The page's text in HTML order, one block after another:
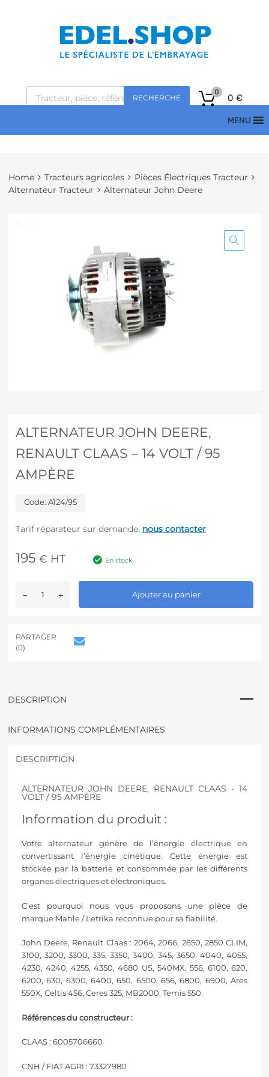
RECHERCHE 0 €
0
MENU
Home Tracteurs agricoles
Pièces Électriques Tracteur
Alternateur Tracteur
Alternateur John Deere
ALTERNATEUR JOHN DEERE,
RENAULT CLAAS – 14 VOLT / 95
AMPÈRE
Code: A124/95
Tarif réparateur sur demande, nous contacter
195 € HT En stock
Ajouter au panier
PARTAGER
(0)
DESCRIPTION
INFORMATIONS COMPLÉMENTAIRES
DESCRIPTION
ALTERNATEUR JOHN DEERE, RENAULT CLAAS - 14
VOLT / 95 AMPÈRE
Information du produit :
Votre alternateur génère de l’énergie électrique en
convertissant l’énergie cinétique. Cette énergie est
stockée par la batterie et consommée par les différents
organes électriques et électroniques.
C’est pourquoi nous vous proposons une pièce de
marque Mahle/Letrika reconnue pour sa fiabilité.
John Deere, Renault Claas : 2064, 2066, 2650, 2850 CLIM,
3100, 3200, 3300, 335, 3350, 3400, 345, 3650, 4040, 4055,
4230, 4240, 4255, 4350, 4680 US, 540MX, 556, 6100, 620,
6200, 630, 6300, 6400, 650, 6500, 656, 6800, 6900, Ares
550X, Celtis 456, Ceres 325, MB2000, Temis 550.
Références du constructeur :
CLAAS : 6005706660
CNH / FIAT AGRI : 73327980